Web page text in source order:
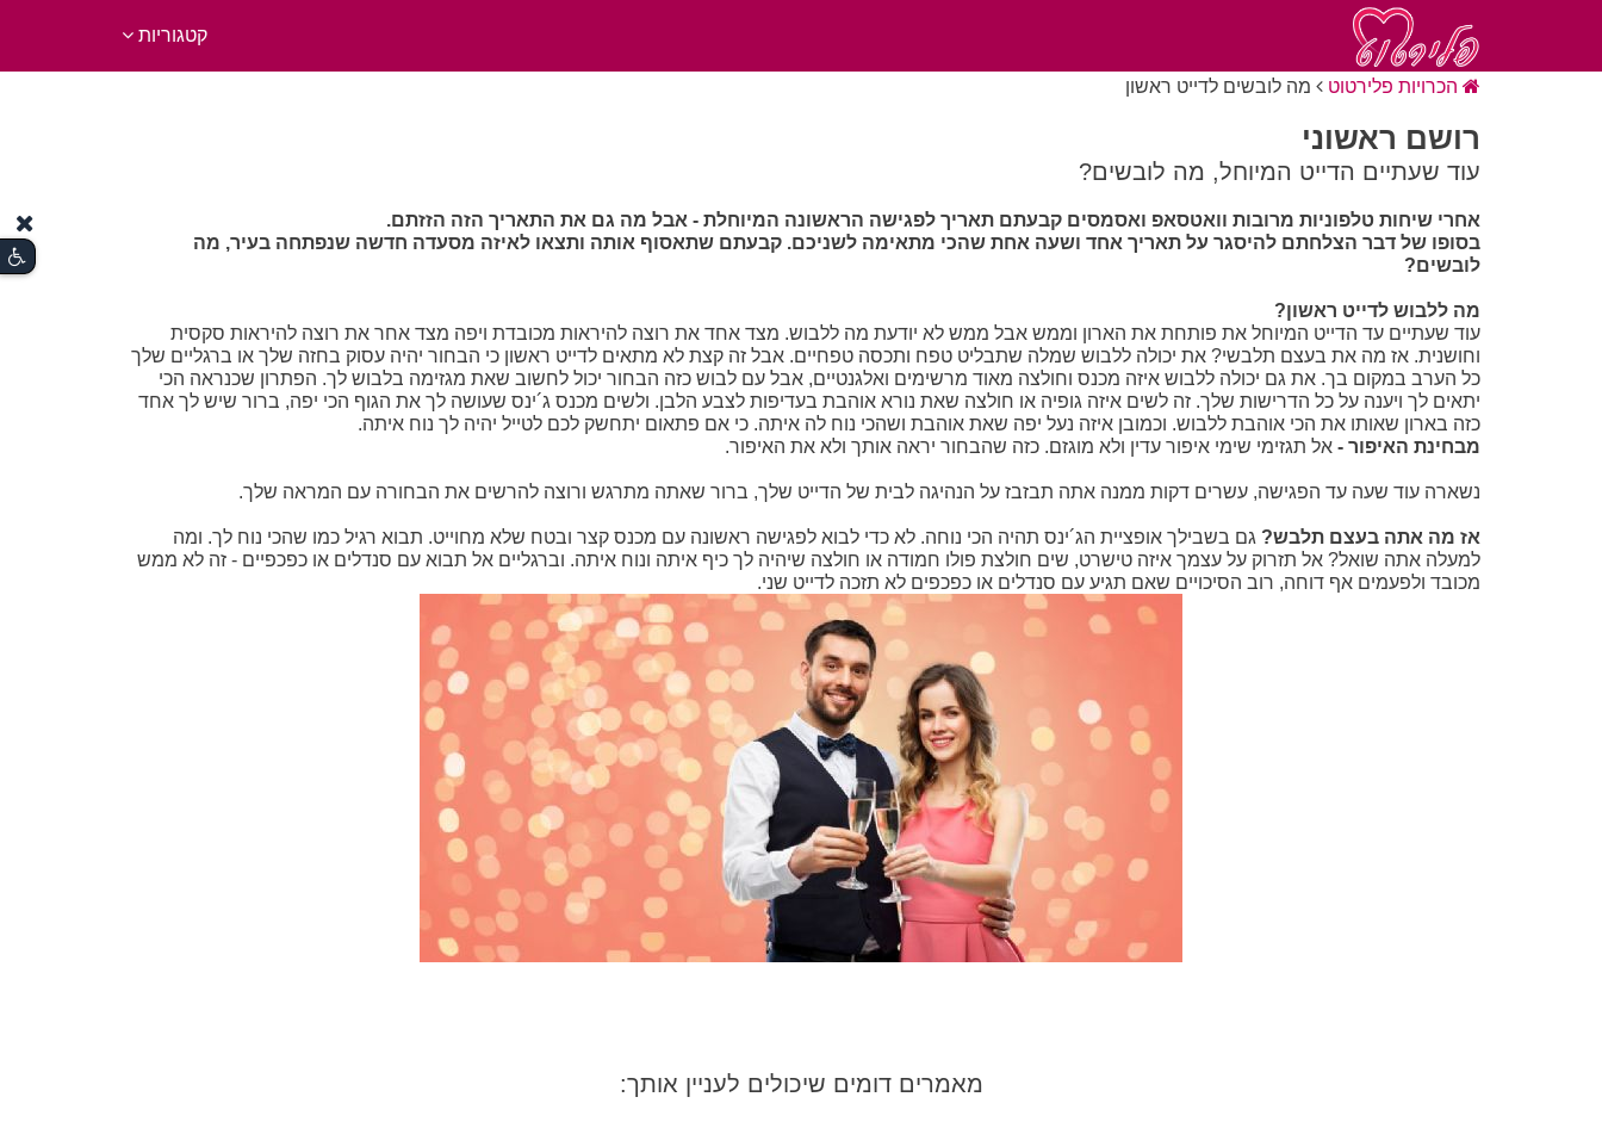
קטגוריות
הכרויות פלירטוט מה לובשים לדייט ראשון
רושם ראשוני
עוד שעתיים הדייט המיוחל, מה לובשים?
אחרי שיחות טלפוניות מרובות וואטסאפ ואסמסים קבעתם תאריך לפגישה הראשונה המיוחלת - אבל מה גם את התאריך הזה הזזתם.
בסופו של דבר הצלחתם להיסגר על תאריך אחד ושעה אחת שהכי מתאימה לשניכם. קבעתם שתאסוף אותה ותצאו לאיזה מסעדה חדשה שנפתחה בעיר, מה
לובשים?
מה ללבוש לדייט ראשון?
עוד שעתיים עד הדייט המיוחל את פותחת את הארון וממש אבל ממש לא יודעת מה ללבוש. מצד אחד את רוצה להיראות מכובדת ויפה מצד אחר את רוצה להיראות סקסית
וחושנית. אז מה את בעצם תלבשי? את יכולה ללבוש שמלה שתבליט טפח ותכסה טפחיים. אבל זה קצת לא מתאים לדייט ראשון כי הבחור יהיה עסוק בחזה שלך או ברגליים שלך
כל הערב במקום בך. את גם יכולה ללבוש איזה מכנס וחולצה מאוד מרשימים ואלגנטיים, אבל עם לבוש כזה הבחור יכול לחשוב שאת מגזימה בלבוש לך. הפתרון שכנראה הכי
יתאים לך ויענה על כל הדרישות שלך. זה לשים איזה גופיה או חולצה שאת נורא אוהבת בעדיפות לצבע הלבן. ולשים מכנס ג´ינס שעושה לך את הגוף הכי יפה, ברור שיש לך אחד
כזה בארון שאותו את הכי אוהבת ללבוש. וכמובן איזה נעל יפה שאת אוהבת ושהכי נוח לה איתה. כי אם פתאום יתחשק לכם לטייל יהיה לך נוח איתה.
מבחינת האיפור - אל תגזימי שימי איפור עדין ולא מוגזם. כזה שהבחור יראה אותך ולא את האיפור.
נשארה עוד שעה עד הפגישה, עשרים דקות ממנה אתה תבזבז על הנהיגה לבית של הדייט שלך, ברור שאתה מתרגש ורוצה להרשים את הבחורה עם המראה שלך.
אז מה אתה בעצם תלבש? גם בשבילך אופציית הג´ינס תהיה הכי נוחה. לא כדי לבוא לפגישה ראשונה עם מכנס קצר ובטח שלא מחוייט. תבוא רגיל כמו שהכי נוח לך. ומה
למעלה אתה שואל? אל תזרוק על עצמך איזה טישרט, שים חולצת פולו חמודה או חולצה שיהיה לך כיף איתה ונוח איתה. וברגליים אל תבוא עם סנדלים או כפכפיים - זה לא ממש
מכובד ולפעמים אף דוחה, רוב הסיכויים שאם תגיע עם סנדלים או כפכפים לא תזכה לדייט שני.
מאמרים דומים שיכולים לעניין אותך: